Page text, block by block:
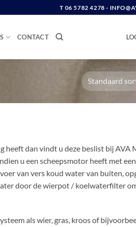
T 06 5782 4278 -
CONTACT
dan vindt u deze beslist bij AVA
u een scheepsmotor heeft met
van vers koud water van buiten,
door de wierpot / koelwaterfilter
als wier, gras, kroos of